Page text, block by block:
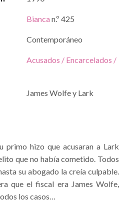
Bianca n.º 425
Contemporáneo
Acusados / Encarcelados /
James Wolfe y Lark
primo hizo que acusaran a Lark
que no había cometido. Todos
su abogado la creía culpable.
que el fiscal era James Wolfe,
los casos…